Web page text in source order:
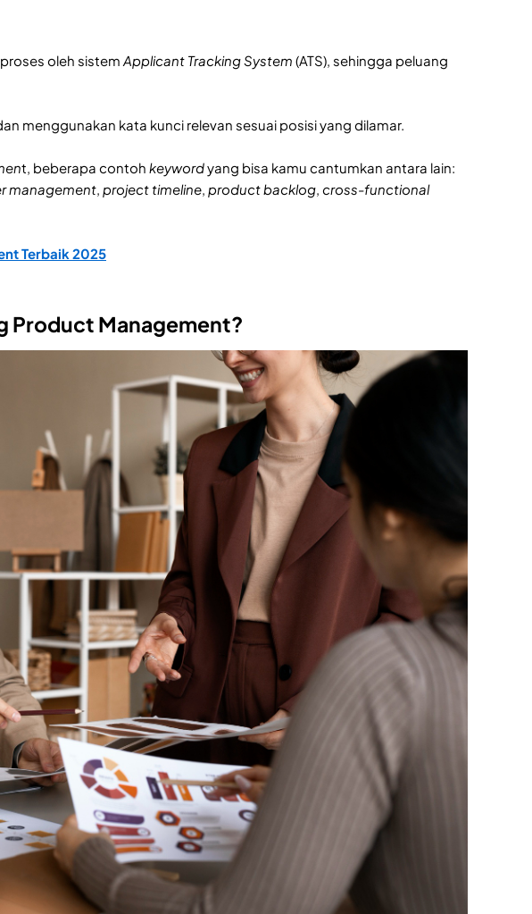
oleh sistem Applicant Tracking System (ATS), sehingga peluang
menggunakan kata kunci relevan sesuai posisi yang dilamar.
t, beberapa contoh keywordyang bisa kamu cantumkan antara lain:
management, project timeline, product backlog, cross-functional
Terbaik 2025
Product Management?